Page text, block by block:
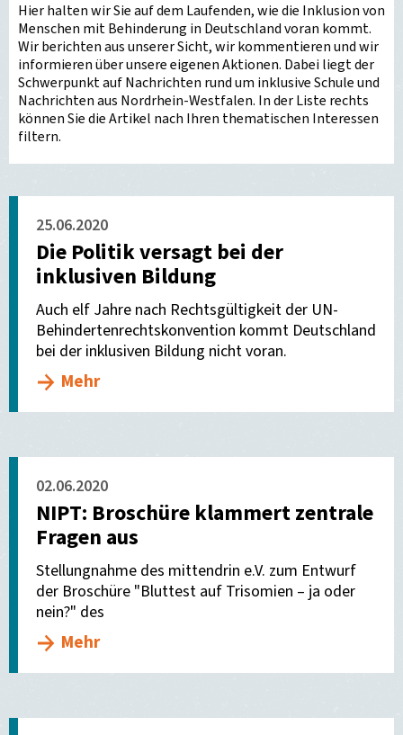
Hier halten wir Sie auf dem Laufenden, wie die Inklusion von
Menschen mit Behinderung in Deutschland voran kommt.
Wir berichten aus unserer Sicht, wir kommentieren und wir
informieren über unsere eigenen Aktionen. Dabei liegt der
Schwerpunkt auf Nachrichten rund um inklusive Schule und
Nachrichten aus Nordrhein-Westfalen. In der Liste rechts
können Sie die Artikel nach Ihren thematischen Interessen
filtern.
25.06.2020
Die Politik versagt bei der
inklusiven Bildung
Auch elf Jahre nach Rechtsgültigkeit der UN-
Behindertenrechtskonvention kommt Deutschland
bei der inklusiven Bildung nicht voran.
Mehr
02.06.2020
NIPT: Broschüre klammert zentrale
Fragen aus
Stellungnahme des mittendrin e.V. zum Entwurf
der Broschüre "Bluttest auf Trisomien – ja oder
nein?" des
Mehr